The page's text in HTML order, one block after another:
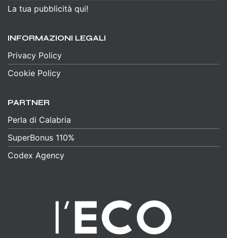
La tua pubblicità qui!
INFORMAZIONI LEGALI
Privacy Policy
Cookie Policy
PARTNER
Perla di Calabria
SuperBonus 110%
Codex Agency